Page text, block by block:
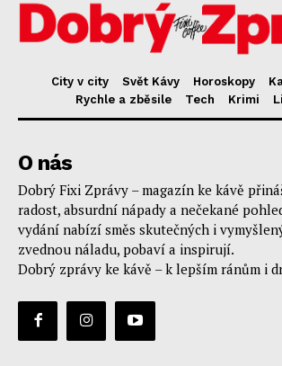
City v city Svět Kávy Horoskopy
Rychle a zběsile
Tech Krimi
O nás
Dobrý Fixi Zprávy – magazín ke kávě
radost, absurdní nápady a nečekané
vydání nabízí směs skutečných i
zvednou náladu, pobaví a inspirují.
Dobrý zprávy ke kávě – k lepším ránům i